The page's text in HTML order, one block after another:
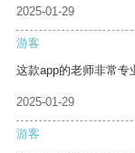
2025-01-29
游客
这款app的老师非常专
2025-01-29
游客